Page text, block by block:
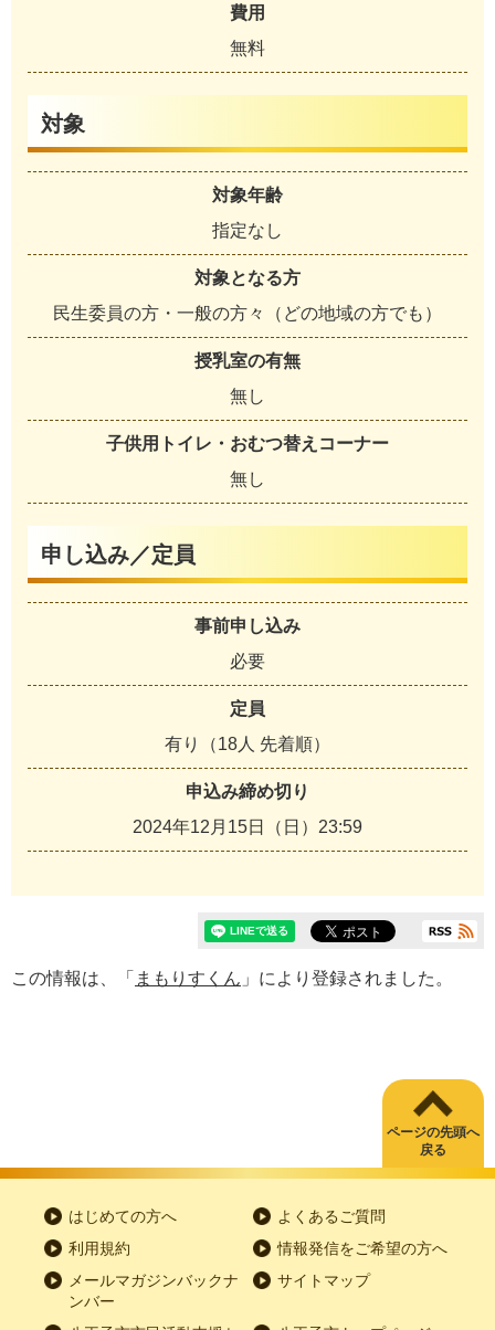
費用
無料
対象
対象年齢
指定なし
対象となる方
民生委員の方・一般の方々（どの地域の方でも）
授乳室の有無
無し
子供用トイレ・おむつ替えコーナー
無し
申し込み／定員
事前申し込み
必要
定員
有り（18人 先着順）
申込み締め切り
2024年12月15日（日）23:59
この情報は、「 まもりすくん 」により登録されました。
ページの先頭へ
戻る
はじめての方へ
よくあるご質問
利用規約
情報発信をご希望の方へ
メールマガジンバックナ
ンバー
サイトマップ